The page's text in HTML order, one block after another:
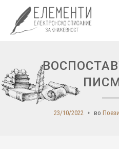
23/10/2022 во